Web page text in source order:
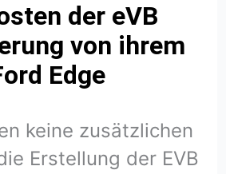
der eVB
von ihrem
Edge
keine zusätzlichen
Erstellung der EVB